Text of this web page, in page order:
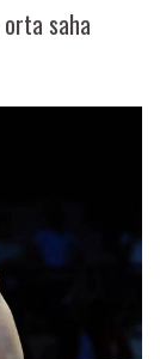
saha